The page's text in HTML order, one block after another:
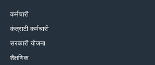
कर्मचारी
कंत्राटी कर्मचारी
सरकारी योजना
शैक्षणिक